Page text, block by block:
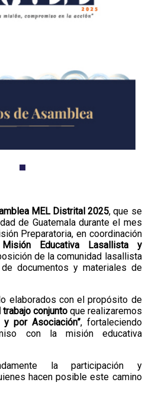
MEL Distrital 2025, que se
de Guatemala durante el mes
Preparatoria, en coordinación
Educativa Lasallista y
de la comunidad lasallista
documentos y materiales de
elaborados con el propósito de
conjuntoque realizaremos
y por Asociación”, fortaleciendo
con la misión educativa
la participación y
hacen posible este camino